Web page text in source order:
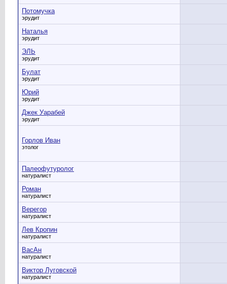
Потомучка
эрудит
Наталья
эрудит
ЭЛЬ
эрудит
Булат
эрудит
Юрий
эрудит
Джек Уарабей
эрудит
Горлов Иван
этолог
Палеофутуролог
натуралист
Роман
натуралист
Верегор
натуралист
Лев Кропин
натуралист
ВасАн
натуралист
Виктор Луговской
натуралист